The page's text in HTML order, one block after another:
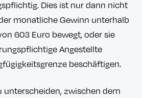
Dies ist nur dann nicht
monatliche Gewinn unterhalb
603 Euro bewegt, oder sie
Angestellte
beschäftigen.
unterscheiden, zwischen dem